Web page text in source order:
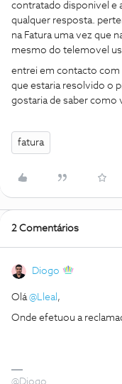
contratado disponivel e
qualquer resposta.
na Fatura uma vez que
mesmo do telemovel
entrei em contacto com
que estaria resolvido o
gostaria de saber como
fatura
2 Comentários
Diogo
Olá@Lleal ,
Onde efetuou a
@Diogo